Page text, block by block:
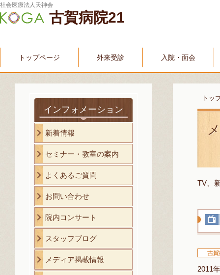
社会医療法人天神会
古賀病院21
トップページ 外来受診 入院・面会
インフォメーション
新着情報
セミナー・教室の案内
よくあるご質問
お問い合わせ
院内コンサート
スタッフブログ
メディア掲載情報
トッ
TV、
2011